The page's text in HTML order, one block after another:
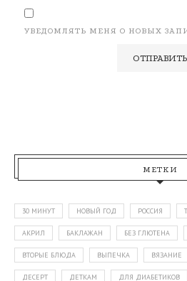
УВЕДОМЛЯТЬ МЕНЯ О НОВЫХ
МЕТКИ
30 МИНУТ НОВЫЙ ГОД РОССИЯ
АКРИЛ БАКЛАЖАН БЕЗ ГЛЮТЕНА
ВТОРЫЕ БЛЮДА ВЫПЕЧКА ВЯЗАНИЕ
ДЕСЕРТ ДЕТКАМ ДЛЯ ДИАБЕТИКОВ